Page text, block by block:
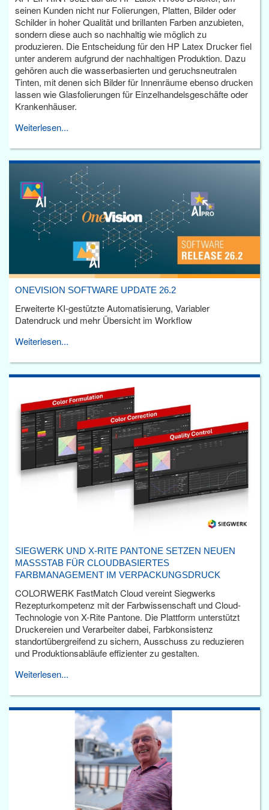
seinen Kunden nicht nur Folierungen, Platten, Bilder oder
Schilder in hoher Qualität und brillanten Farben anzubieten,
sondern diese auch so nachhaltig wie möglich zu
produzieren. Die Entscheidung für den HP Latex Drucker fiel
unter anderem aufgrund der nachhaltigen Produktion. Dazu
gehören auch die wasserbasierten und geruchsneutralen
Tinten, mit denen sich Bilder für Innenräume ebenso drucken
lassen wie Glasfolierungen für Einzelhandelsgeschäfte oder
Krankenhäuser.
Weiterlesen...
ONEVISION SOFTWARE UPDATE 26.2
Erweiterte KI-gestützte Automatisierung, Variabler
Datendruck und mehr Übersicht im Workflow
Weiterlesen...
SIEGWERK UND X-RITE PANTONE SETZEN NEUEN
MASSSTAB FÜR CLOUDBASIERTES F
ARBMANAGEMENT IM VERPACKUNGSDRUCK
COLORWERK FastMatch Cloud vereint Siegwerks
Rezepturkompetenz mit der Farbwissenschaft und Cloud-
Technologie von X-Rite Pantone. Die Plattform unterstützt
Druckereien und Verarbeiter dabei, Farbkonsistenz
standortübergreifend zu sichern, Ausschuss zu reduzieren
und Produktionsabläufe effizienter zu gestalten.
Weiterlesen...